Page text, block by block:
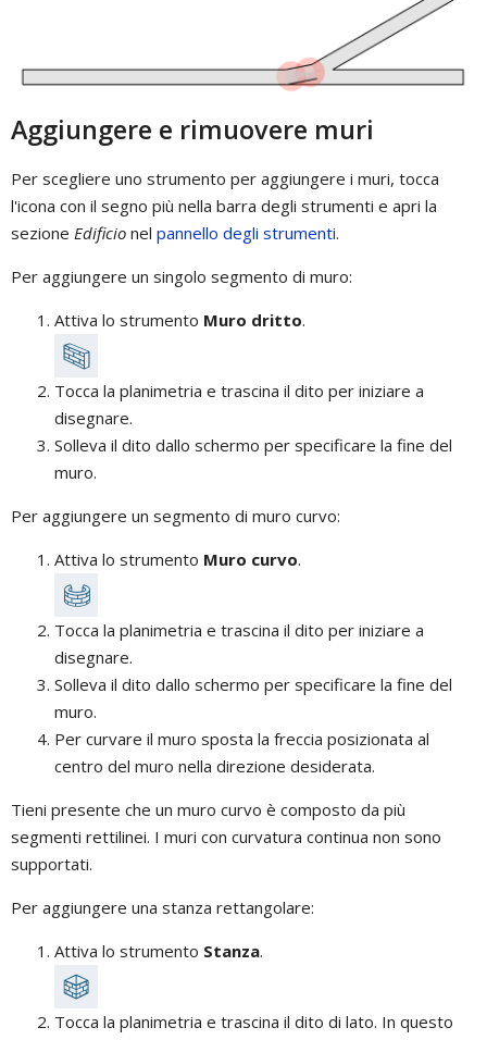
Aggiungere e rimuovere muri
Per scegliere uno strumento per aggiungere i muri, tocca
l'icona con il segno più nella barra degli strumenti e apri la
sezione Edificio nel pannello degli strumenti.
Per aggiungere un singolo segmento di muro:
Attiva lo strumento Muro dritto.
Tocca la planimetria e trascina il dito per iniziare a
disegnare.
Solleva il dito dallo schermo per specificare la fine del
muro.
Per aggiungere un segmento di muro curvo:
Attiva lo strumento Muro curvo.
Tocca la planimetria e trascina il dito per iniziare a
disegnare.
Solleva il dito dallo schermo per specificare la fine del
muro.
Per curvare il muro sposta la freccia posizionata al
centro del muro nella direzione desiderata.
Tieni presente che un muro curvo è composto da più
segmenti rettilinei. I muri con curvatura continua non sono
supportati.
Per aggiungere una stanza rettangolare:
Attiva lo strumento Stanza.
Tocca la planimetria e trascina il dito di lato. In questo